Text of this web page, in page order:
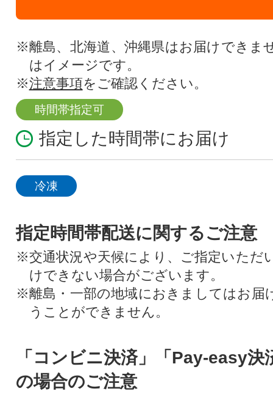
※離島、北海道、沖縄県はお届けできま
はイメージです。
※注意事項をご確認ください。
時間帯指定可
指定した時間帯にお届け
冷凍
指定時間帯配送に関するご注意
※交通状況や天候により、ご指定いただ
けできない場合がございます。
※離島・一部の地域におきましてはお届
うことができません。
「コンビニ決済」「Pay-easy決
の場合のご注意